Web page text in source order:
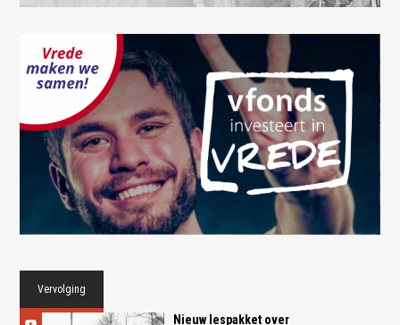
Vervolging
Nieuw lespakket over